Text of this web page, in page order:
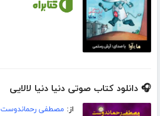
🎧 دانلود کتاب صوتی دنیا دنیا لالایی
از: مصطفی رحماندوست